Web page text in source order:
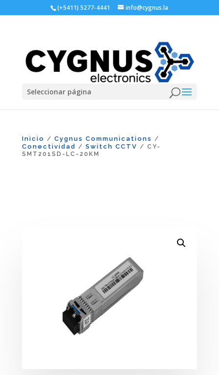
(+5411) 5277-4441 info@cygnus.la
Seleccionar página
Inicio / Cygnus Communications /
Conectividad / Switch CCTV / CY-
SMT201SD-LC-20KM